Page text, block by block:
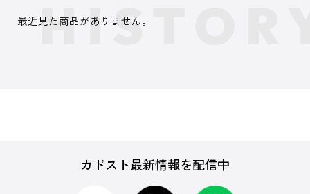
最近見た商品がありません。
カドスト最新情報を配信中